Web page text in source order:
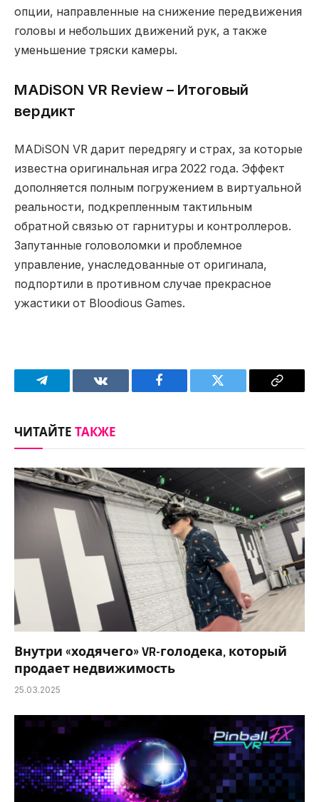
опции, направленные на снижение передвижения
головы и небольших движений рук, а также
уменьшение тряски камеры.
MADiSON VR Review – Итоговый
вердикт
MADiSON VR дарит передрягу и страх, за которые
известна оригинальная игра 2022 года. Эффект
дополняется полным погружением в виртуальной
реальности, подкрепленным тактильным
обратной связью от гарнитуры и контроллеров.
Запутанные головоломки и проблемное
управление, унаследованные от оригинала,
подпортили в противном случае прекрасное
ужастики от Bloodious Games.
Telegram VKontakteFacebook Twitter
Copy
ЧИТАЙТЕТАКЖЕ
Внутри «ходячего» VR-голодека, который
продает недвижимость
25.03.2025